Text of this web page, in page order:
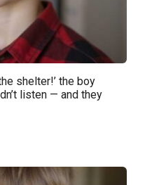
shelter!’ the boy
listen — and they